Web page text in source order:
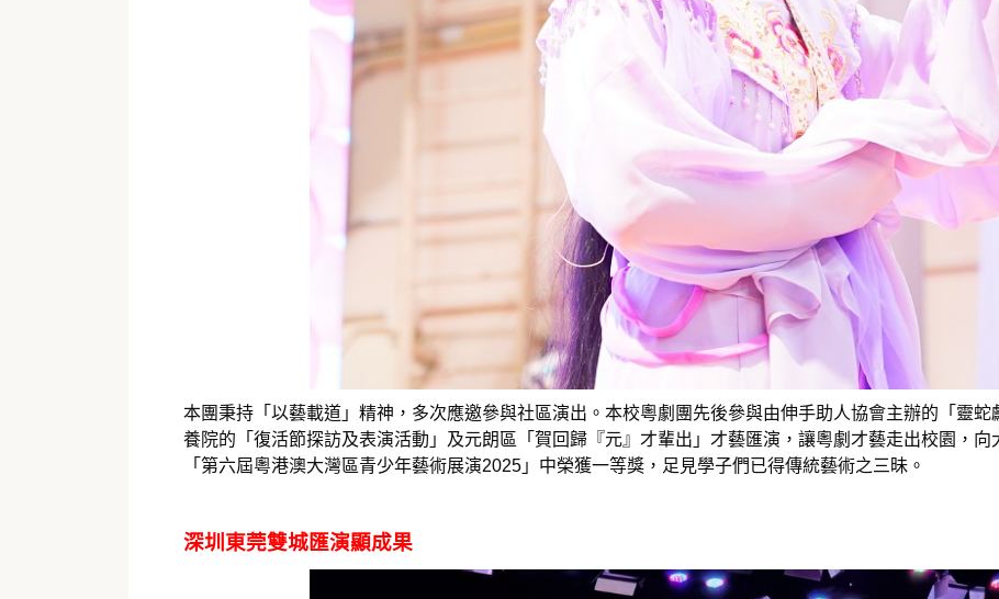
本團秉持「以藝載道」精神，多次應邀參與社區演出。本校粵劇團先後參與由伸手助人協會主辦的「靈
養院的「復活節探訪及表演活動」及元朗區「賀回歸『元』才輩出」才藝匯演，讓粵劇才藝走出校園，
「第六屆粵港澳大灣區青少年藝術展演2025」中榮獲一等獎，足見學子們已得傳統藝術之三昧。
深圳東莞雙城匯演顯成果